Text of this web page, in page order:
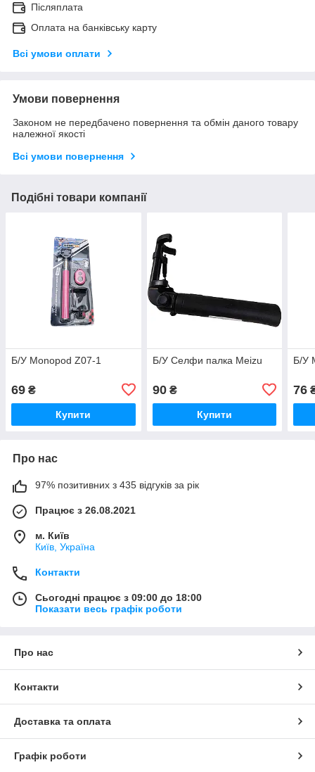
Післяплата
Оплата на банківську карту
Всі умови оплати
Умови повернення
Законом не передбачено повернення та обмін даного товару
належної якості
Всі умови повернення
Подібні товари компанії
Б/У Monopod Z07-1
69 ₴
Купити
Б/У Селфи палка Meizu
90₴
Купити
Б/У
76
Про нас
97% позитивних з 435 відгуків за рік
Працює з 26.08.2021
м. Київ
Київ, Україна
Контакти
Сьогодні працює з 09:00 до 18:00
Показати весь графік роботи
Про нас
Контакти
Доставка та оплата
Графік роботи